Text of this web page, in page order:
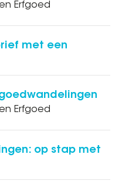
Erfgoed
met een
Erfgoed
op stap met